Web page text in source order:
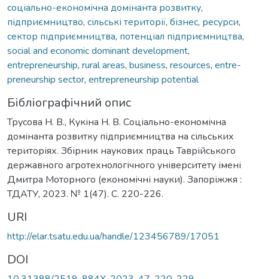
соціально-економічна домінанта розвитку,
підприємництво, сільські території, бізнес, ресурси,
сектор підприємництва, потенціал підприємництва,
social and economic dominant development,
entrepreneurship, rural areas, business, resources, entre-
preneurship sector, entrepreneurship potential
Бібліографічний опис
Трусова Н. В., Кукіна Н. В. Соціально-економічна
домінанта розвитку підприємництва на сільських
територіях. Збірник наукових праць Таврійського
державного агротехнологічного університету імені
Дмитра Моторного (економічні науки). Запоріжжя :
ТДАТУ, 2023. № 1(47). С. 220-226.
URI
http://elar.tsatu.edu.ua/handle/123456789/17051
DOI